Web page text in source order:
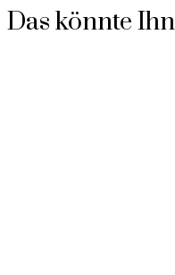
Das könnte